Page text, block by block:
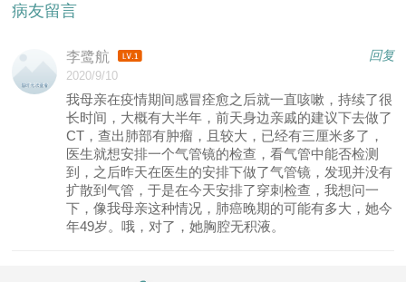
病友留言
回复
李鹭航
2020/9/10
我母亲在疫情期间感冒痊愈之后就一直咳嗽，持续了很
长时间，大概有大半年，前天身边亲戚的建议下去做了
CT，查出肺部有肿瘤，且较大，已经有三厘米多了，
医生就想安排一个气管镜的检查，看气管中能否检测
到，之后昨天在医生的安排下做了气管镜，发现并没有
扩散到气管，于是在今天安排了穿刺检查，我想问一
下，像我母亲这种情况，肺癌晚期的可能有多大，她今
年49岁。哦，对了，她胸腔无积液。